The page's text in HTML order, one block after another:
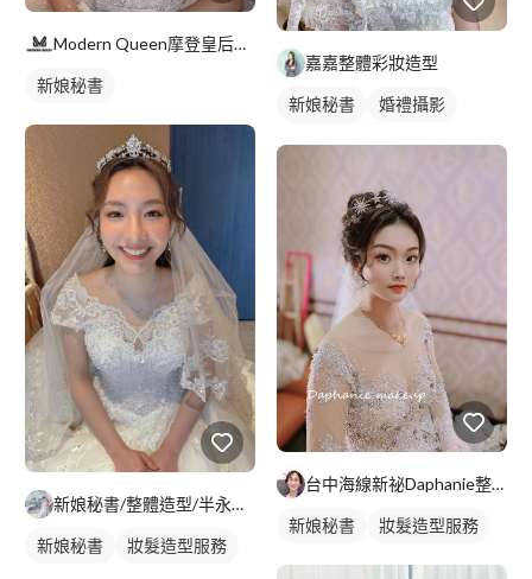
Modern Queen摩登皇后婚紗工作室
新娘秘書
新娘秘書/整體造型/半永久 Penny
新娘秘書 妝髮造型服務
嘉嘉整體彩妝造型
新娘秘書
婚禮攝影
台中海線新祕Daphanie整體彩妝造型師
新娘秘書 妝髮造型服務